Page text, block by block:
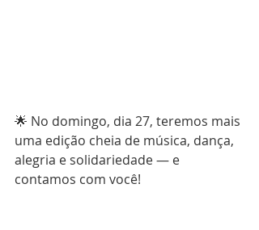
🌟 No domingo, dia 27, teremos mais
uma edição cheia de música, dança,
alegria e solidariedade — e
contamos com você!